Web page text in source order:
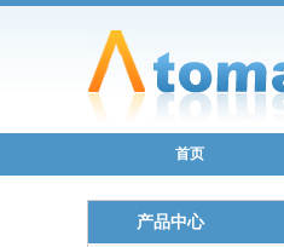
首页
产品中心